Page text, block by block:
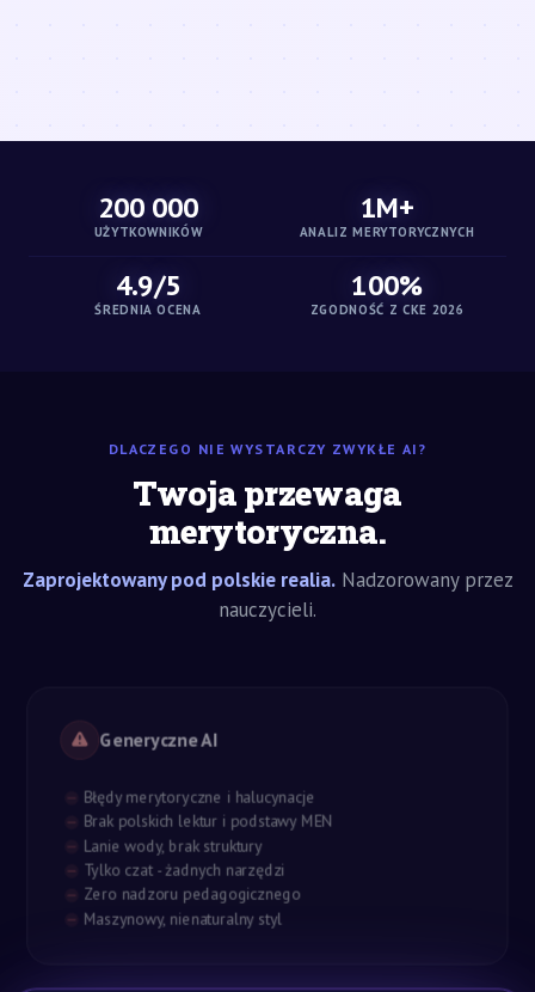
200 000
UŻYTKOWNIKÓW
1M+
ANALIZ MERYTORYCZNYCH
4.9/5
ŚREDNIA OCENA
100%
ZGODNOŚĆ Z CKE 2026
DLACZEGO NIE WYSTARCZY ZWYKŁE AI?
Twoja przewaga
merytoryczna.
Zaprojektowany pod polskie realia.Nadzorowany przez
nauczycieli.
Generyczne AI
Błędy merytoryczne i halucynacje
Brak polskich lektur i podstawy MEN
Lanie wody, brak struktury
Tylko czat - żadnych narzędzi
Zero nadzoru pedagogicznego
Maszynowy, nienaturalny styl